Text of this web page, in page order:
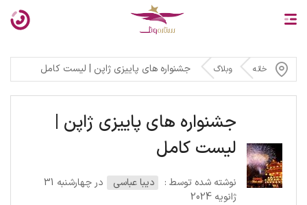
خانه وبلاگ جشنواره های پاییزی ژاپن | لیست کامل
جشنواره های پاییزی ژاپن |
لیست کامل
نوشته شده توسط : دیبا عباسی
در چهارشنبه 31
ژانویه 2024